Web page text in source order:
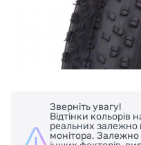
Зверніть увагу!
Відтінки кольорів
реальних залежно
монітора. Залежно